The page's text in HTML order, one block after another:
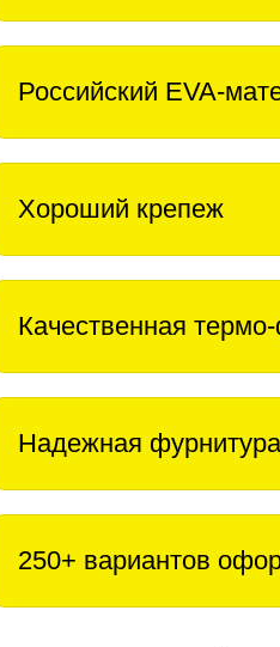
Российский EVA-
Хороший крепеж
Качественная
Надежная фурнитура
250+ вариантов